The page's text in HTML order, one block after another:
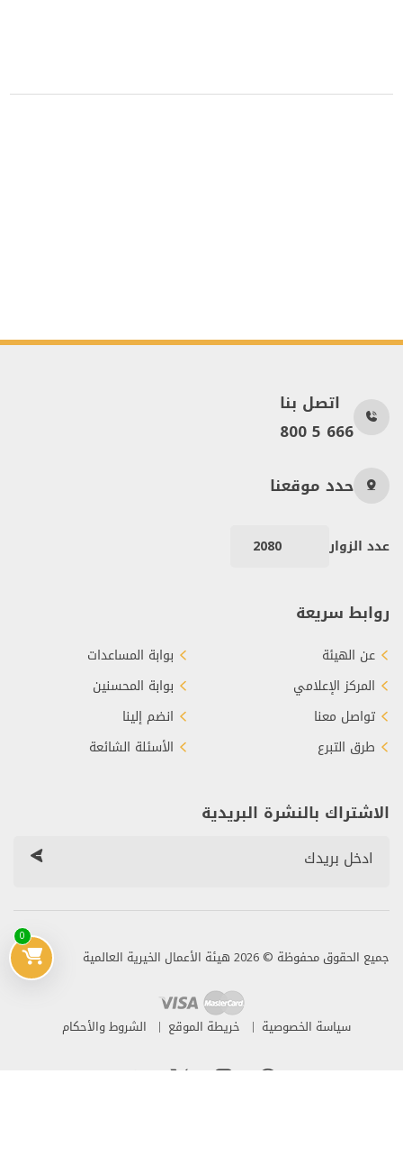
0
اتصل بنا
800 5 666
حدد موقعنا
عدد الزوار 2080
روابط سريعة
عن الهيئة
المركز الإعلامي
تواصل معنا
طرق التبرع
بوابة المساعدات
بوابة المحسنين
انضم إلينا
الأسئلة الشائعة
الاشتراك بالنشرة البريدية
جميع الحقوق محفوظة © 2026 هيئة الأعمال الخيرية العالمية
سياسة الخصوصية خريطة الموقع الشروط والأحكام